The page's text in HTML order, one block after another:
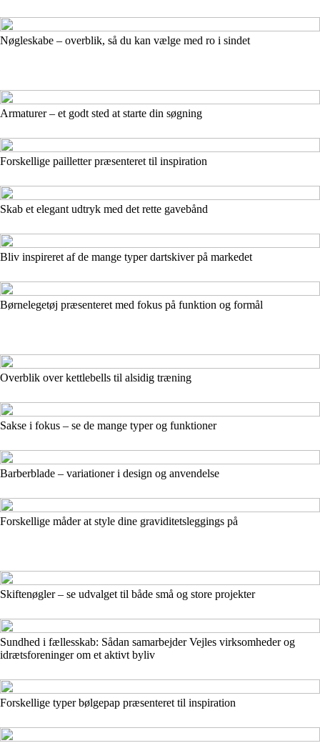
Nøgleskabe – overblik, så du kan vælge med ro i sindet
Armaturer – et godt sted at starte din søgning
Forskellige pailletter præsenteret til inspiration
Skab et elegant udtryk med det rette gavebånd
Bliv inspireret af de mange typer dartskiver på markedet
Børnelegetøj præsenteret med fokus på funktion og formål
Overblik over kettlebells til alsidig træning
Sakse i fokus – se de mange typer og funktioner
Barberblade – variationer i design og anvendelse
Forskellige måder at style dine graviditetsleggings på
Skiftenøgler – se udvalget til både små og store projekter
Sundhed i fællesskab: Sådan samarbejder Vejles virksomheder og
idrætsforeninger om et aktivt byliv
Forskellige typer bølgepap præsenteret til inspiration